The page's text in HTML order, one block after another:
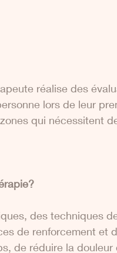
réalise des
lors de leur
qui nécessitent
des techniques
de renforcement et
de réduire la